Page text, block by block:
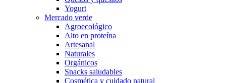
Yogurt
Mercado verde
Agroecológico
Alto en proteína
Artesanal
Naturales
Orgánicos
Snacks saludables
Cosmética y cuidado natural